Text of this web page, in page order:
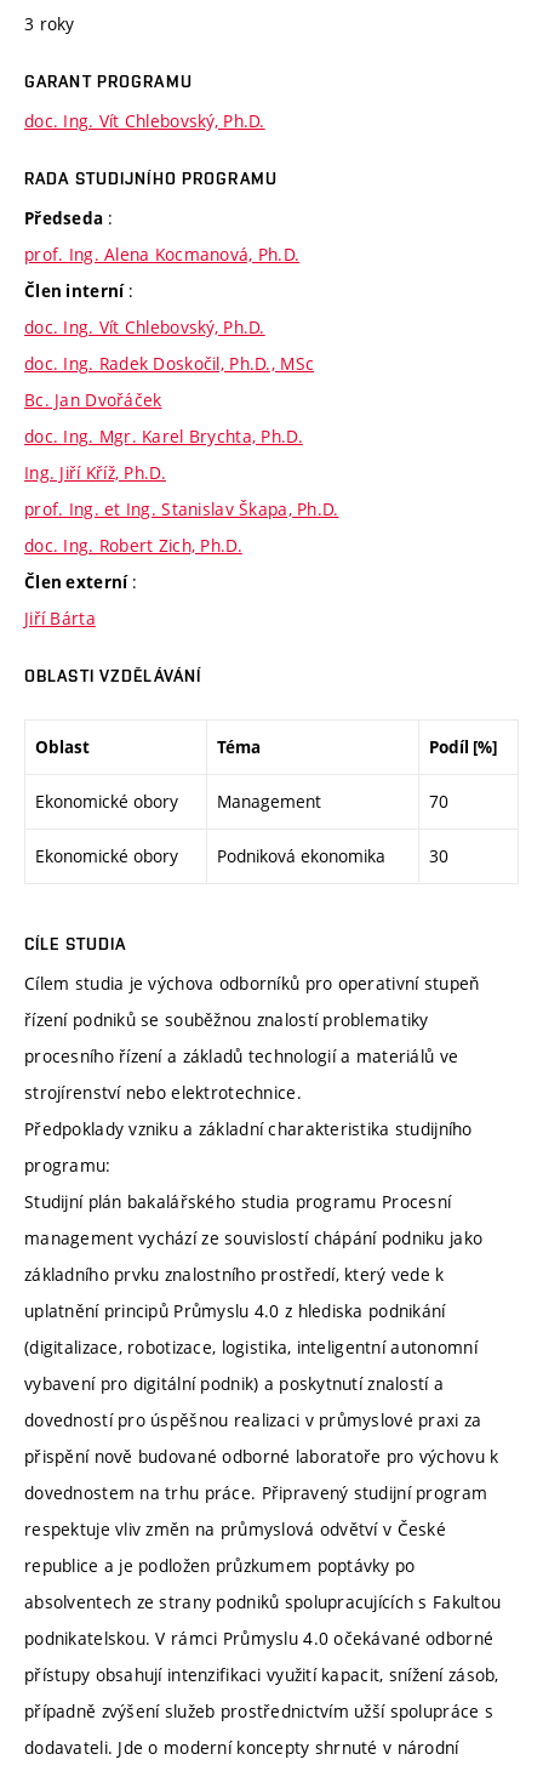
3 roky
GARANT PROGRAMU
doc. Ing. Vít Chlebovský, Ph.D.
RADA STUDIJNÍHO PROGRAMU
Předseda :
prof. Ing. Alena Kocmanová, Ph.D.
Člen interní :
doc. Ing. Vít Chlebovský, Ph.D.
doc. Ing. Radek Doskočil, Ph.D., MSc
Bc. Jan Dvořáček
doc. Ing. Mgr. Karel Brychta, Ph.D.
Ing. Jiří Kříž, Ph.D.
prof. Ing. et Ing. Stanislav Škapa, Ph.D.
doc. Ing. Robert Zich, Ph.D.
Člen externí :
Jiří Bárta
OBLASTI VZDĚLÁVÁNÍ
Oblast Téma Podíl [%]
Ekonomické obory Management 70
Ekonomické obory Podniková ekonomika 30
CÍLE STUDIA
Cílem studia je výchova odborníků pro operativní stupeň
řízení podniků se souběžnou znalostí problematiky
procesního řízení a základů technologií a materiálů ve
strojírenství nebo elektrotechnice.
Předpoklady vzniku a základní charakteristika studijního
programu:
Studijní plán bakalářského studia programu Procesní
management vychází ze souvislostí chápání podniku jako
základního prvku znalostního prostředí, který vede k
uplatnění principů Průmyslu 4.0 z hlediska podnikání
(digitalizace, robotizace, logistika, inteligentní autonomní
vybavení pro digitální podnik) a poskytnutí znalostí a
dovedností pro úspěšnou realizaci v průmyslové praxi za
přispění nově budované odborné laboratoře pro výchovu k
dovednostem na trhu práce. Připravený studijní program
respektuje vliv změn na průmyslová odvětví v České
republice a je podložen průzkumem poptávky po
absolventech ze strany podniků spolupracujících s Fakultou
podnikatelskou. V rámci Průmyslu 4.0 očekávané odborné
přístupy obsahují intenzifikaci využití kapacit, snížení zásob,
případně zvýšení služeb prostřednictvím užší spolupráce s
dodavateli. Jde o moderní koncepty shrnuté v národní